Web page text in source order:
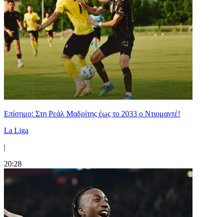
Επίσημο: Στη Ρεάλ Μαδρίτης έως το 2033 ο Ντιομαντέ!
La Liga
|
20:28